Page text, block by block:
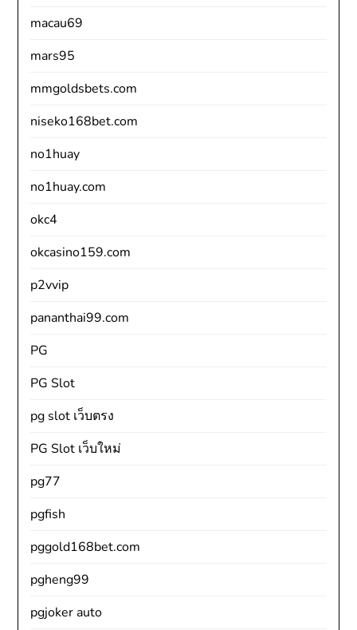
macau69
mars95
mmgoldsbets.com
niseko168bet.com
no1huay
no1huay.com
okc4
okcasino159.com
p2vvip
pananthai99.com
PG
PG Slot
pg slot เว็บตรง
PG Slot เว็บใหม่
pg77
pgfish
pggold168bet.com
pgheng99
pgjoker auto